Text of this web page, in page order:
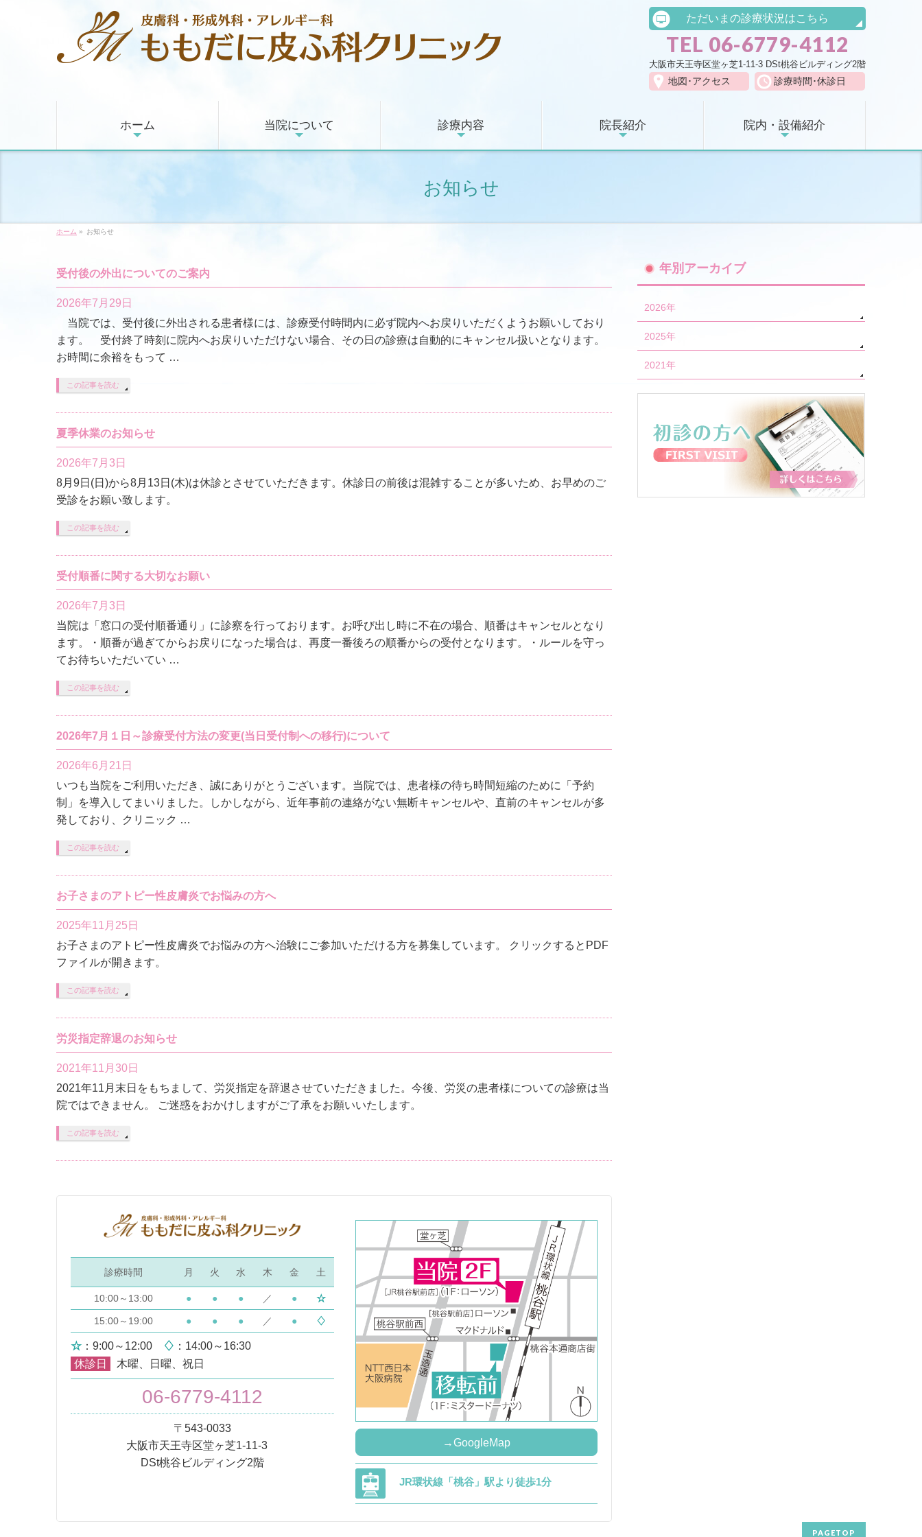
ただいまの診療状況はこちら
TEL 06-6779-4112
大阪市天王寺区堂ヶ芝1-11-3 DSt桃⾕ビルディング2階
地図･アクセス 診療時間･休診日
ホーム 当院について 診療内容 院長紹介 院内・設備紹介
お知らせ
ホーム » お知らせ
受付後の外出についてのご案内
2026年7月29日
当院では、受付後に外出される患者様には、診療受付時間内に必ず院内へお戻りいただくようお願いしており
ます。 受付終了時刻に院内へお戻りいただけない場合、その日の診療は自動的にキャンセル扱いとなります。
お時間に余裕をもって …
この記事を読む
夏季休業のお知らせ
2026年7月3日
8月9日(日)から8月13日(木)は休診とさせていただきます。休診日の前後は混雑することが多いため、お早めのご
受診をお願い致します。
この記事を読む
受付順番に関する大切なお願い
2026年7月3日
当院は「窓口の受付順番通り」に診察を行っております。お呼び出し時に不在の場合、順番はキャンセルとなり
ます。・順番が過ぎてからお戻りになった場合は、再度一番後ろの順番からの受付となります。・ルールを守っ
てお待ちいただいてい …
この記事を読む
2026年7月１日～診療受付方法の変更(当日受付制への移行)について
2026年6月21日
いつも当院をご利用いただき、誠にありがとうございます。当院では、患者様の待ち時間短縮のために「予約
制」を導入してまいりました。しかしながら、近年事前の連絡がない無断キャンセルや、直前のキャンセルが多
発しており、クリニック …
この記事を読む
お子さまのアトピー性皮膚炎でお悩みの方へ
2025年11月25日
お子さまのアトピー性皮膚炎でお悩みの方へ治験にご参加いただける方を募集しています。 クリックするとPDF
ファイルが開きます。
この記事を読む
労災指定辞退のお知らせ
2021年11月30日
2021年11月末日をもちまして、労災指定を辞退させていただきました。今後、労災の患者様についての診療は当
院ではできません。 ご迷惑をおかけしますがご了承をお願いいたします。
この記事を読む
診療時間 月 火 水 木 金 土
10:00～13:00 ● ● ● ／ ● ☆
15:00～19:00 ● ● ● ／ ● ♢
☆ ：9:00～12:00 ♢ ：14:00～16:30
休診日
木曜、日曜、祝日
06-6779-4112
〒543-0033
大阪市天王寺区堂ヶ芝1-11-3
DSt桃⾕ビルディング2階
→GoogleMap
JR環状線「桃谷」駅より徒歩1分
年別アーカイブ
2026年
2025年
2021年
PAGETOP